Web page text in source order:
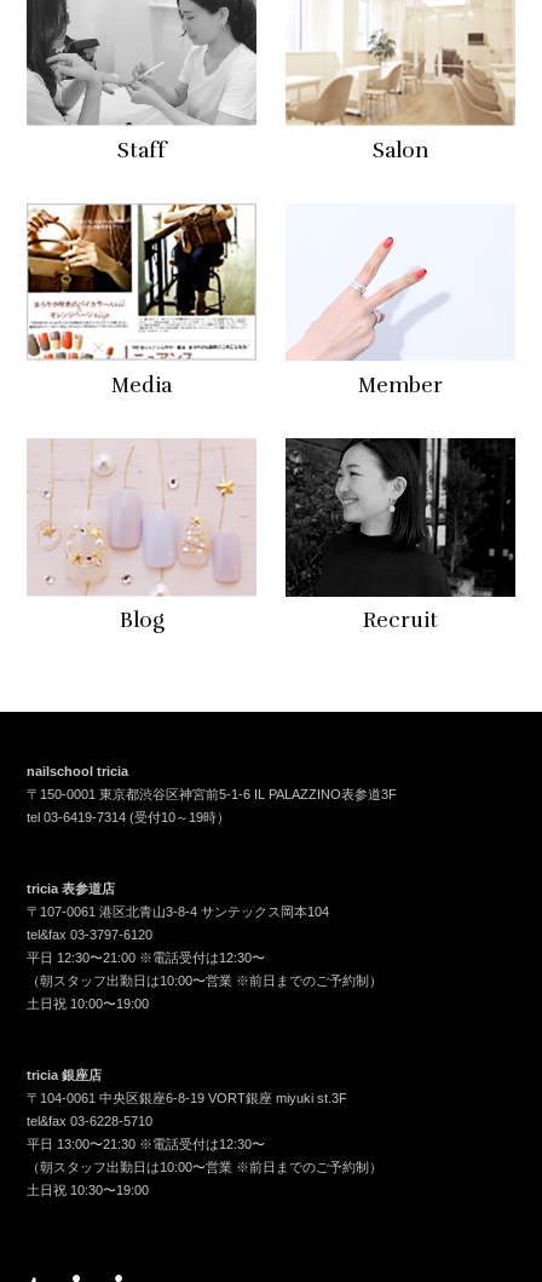
Staff Salon
Media Member
Blog Recruit
nailschool tricia
〒150-0001 東京都渋谷区神宮前5-1-6 IL PALAZZINO表参道3F
tel03-6419-7314 (受付10～19時）
tricia 表参道店
〒107-0061 港区北青山3-8-4 サンテックス岡本104
tel&fax03-3797-6120
平日 12:30〜21:00 ※電話受付は12:30〜
（朝スタッフ出勤日は10:00〜営業 ※前日までのご予約制）
土日祝 10:00〜19:00
tricia 銀座店
〒104-0061 中央区銀座6-8-19 VORT銀座 miyuki st.3F
tel&fax03-6228-5710
平日 13:00〜21:30 ※電話受付は12:30〜
（朝スタッフ出勤日は10:00〜営業 ※前日までのご予約制）
土日祝 10:30〜19:00